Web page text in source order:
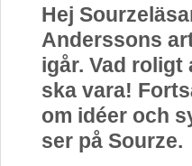
Hej
Anderssons
igår. Vad roligt
ska vara!
om idéer och
ser på Sourze.